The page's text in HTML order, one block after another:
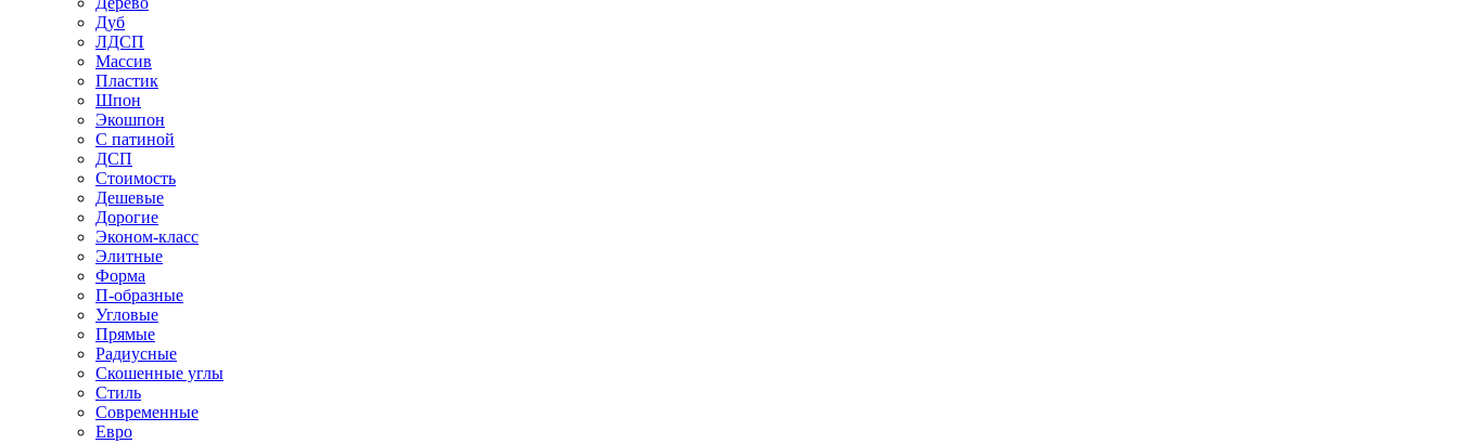
Дуб
ЛДСП
Массив
Пластик
Шпон
Экошпон
С патиной
ДСП
Стоимость
Дешевые
Дорогие
Эконом-класс
Элитные
Форма
П-образные
Угловые
Прямые
Радиусные
Скошенные углы
Стиль
Современные
Евро